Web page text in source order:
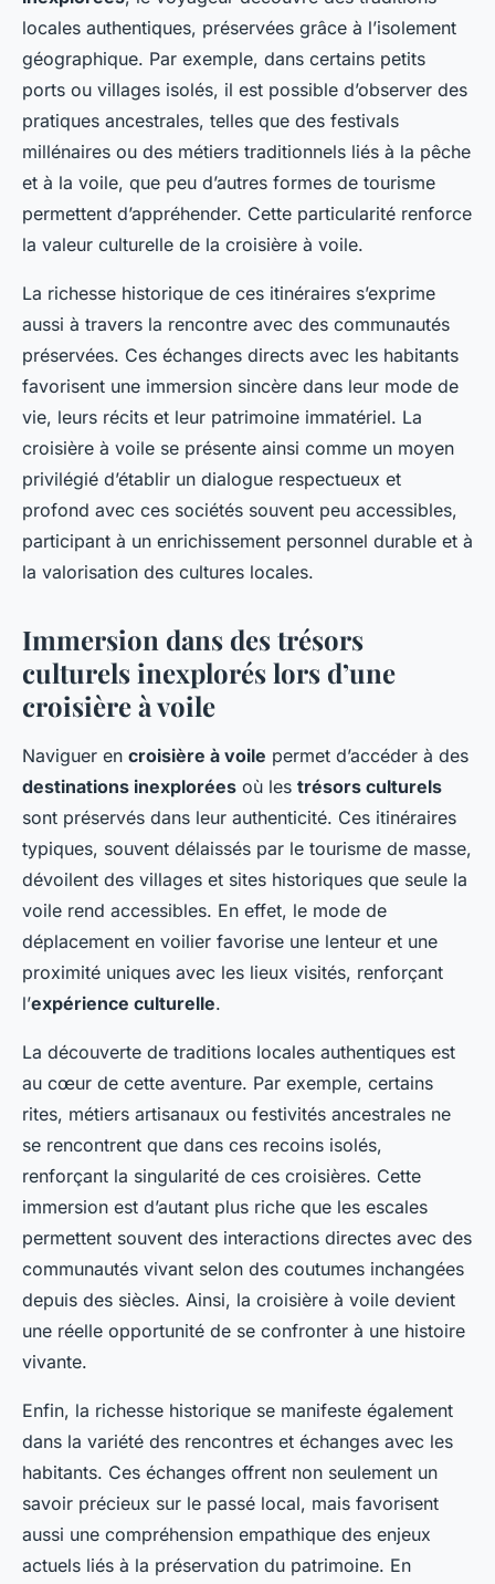
locales authentiques, préservées grâce à l’isolement
géographique. Par exemple, dans certains petits
ports ou villages isolés, il est possible d’observer des
pratiques ancestrales, telles que des festivals
millénaires ou des métiers traditionnels liés à la pêche
et à la voile, que peu d’autres formes de tourisme
permettent d’appréhender. Cette particularité renforce
la valeur culturelle de la croisière à voile.
La richesse historique de ces itinéraires s’exprime
aussi à travers la rencontre avec des communautés
préservées. Ces échanges directs avec les habitants
favorisent une immersion sincère dans leur mode de
vie, leurs récits et leur patrimoine immatériel. La
croisière à voile se présente ainsi comme un moyen
privilégié d’établir un dialogue respectueux et
profond avec ces sociétés souvent peu accessibles,
participant à un enrichissement personnel durable et à
la valorisation des cultures locales.
Immersion dans des trésors
culturels inexplorés lors d’une
croisière à voile
Naviguer en croisière à voile permet d’accéder à des
destinations inexplorées où les trésors culturels
sont préservés dans leur authenticité. Ces itinéraires
typiques, souvent délaissés par le tourisme de masse,
dévoilent des villages et sites historiques que seule la
voile rend accessibles. En effet, le mode de
déplacement en voilier favorise une lenteur et une
proximité uniques avec les lieux visités, renforçant
l’expérience culturelle.
La découverte de traditions locales authentiques est
au cœur de cette aventure. Par exemple, certains
rites, métiers artisanaux ou festivités ancestrales ne
se rencontrent que dans ces recoins isolés,
renforçant la singularité de ces croisières. Cette
immersion est d’autant plus riche que les escales
permettent souvent des interactions directes avec des
communautés vivant selon des coutumes inchangées
depuis des siècles. Ainsi, la croisière à voile devient
une réelle opportunité de se confronter à une histoire
vivante.
Enfin, la richesse historique se manifeste également
dans la variété des rencontres et échanges avec les
habitants. Ces échanges offrent non seulement un
savoir précieux sur le passé local, mais favorisent
aussi une compréhension empathique des enjeux
actuels liés à la préservation du patrimoine. En